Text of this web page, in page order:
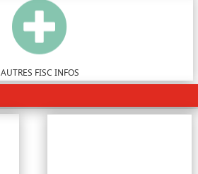

AUTRES FISC INFOS